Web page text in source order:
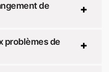
de
problèmes de